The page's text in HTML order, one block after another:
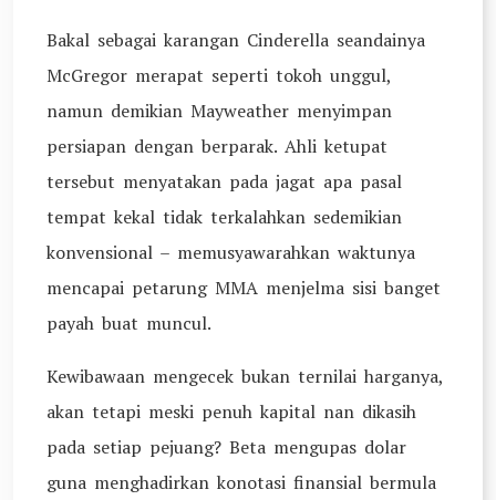
Bakal sebagai karangan Cinderella seandainya
McGregor merapat seperti tokoh unggul,
namun demikian Mayweather menyimpan
persiapan dengan berparak. Ahli ketupat
tersebut menyatakan pada jagat apa pasal
tempat kekal tidak terkalahkan sedemikian
konvensional – memusyawarahkan waktunya
mencapai petarung MMA menjelma sisi banget
payah buat muncul.
Kewibawaan mengecek bukan ternilai harganya,
akan tetapi meski penuh kapital nan dikasih
pada setiap pejuang? Beta mengupas dolar
guna menghadirkan konotasi finansial bermula